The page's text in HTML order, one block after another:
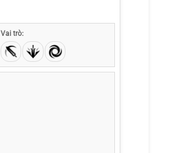
Vai trò: